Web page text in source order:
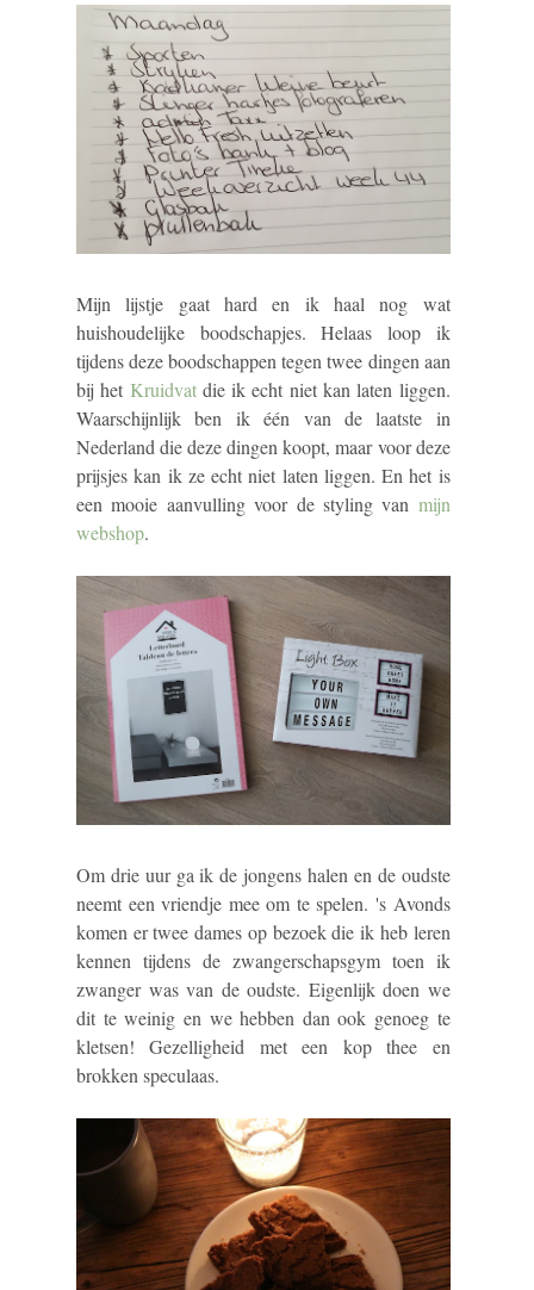
Mijn lijstje gaat hard en ik haal nog wat
huishoudelijke boodschapjes. Helaas loop ik
tijdens deze boodschappen tegen twee dingen aan
bij het Kruidvatdie ik echt niet kan laten liggen.
Waarschijnlijk ben ik één van de laatste in
Nederland die deze dingen koopt, maar voor deze
prijsjes kan ik ze echt niet laten liggen. En het is
een mooie aanvulling voor de styling van mijn
webshop.
Om drie uur ga ik de jongens halen en de oudste
neemt een vriendje mee om te spelen. 's Avonds
komen er twee dames op bezoek die ik heb leren
kennen tijdens de zwangerschapsgym toen ik
zwanger was van de oudste. Eigenlijk doen we
dit te weinig en we hebben dan ook genoeg te
kletsen! Gezelligheid met een kop thee en
brokken speculaas.